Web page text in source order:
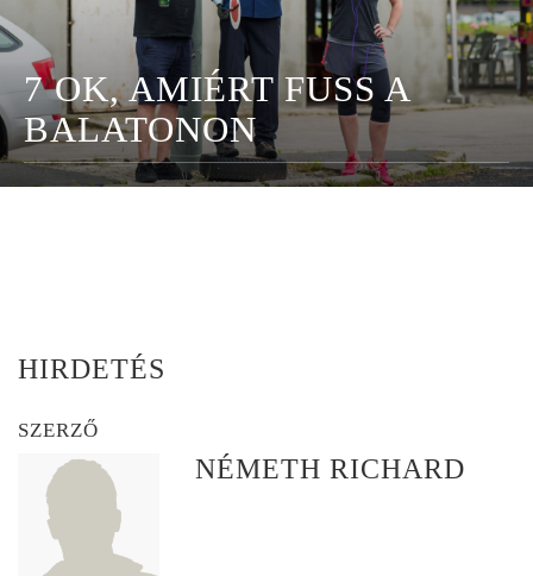
7 OK, AMIÉRT FUSS A
BALATONON
HIRDETÉS
SZERZŐ
NÉMETH RICHARD